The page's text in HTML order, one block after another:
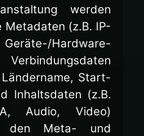
werden
Metadaten (z.B. IP-
Hardware-
Start-
Inhaltsdaten (z.B.
Audio, Video)
den Meta- und